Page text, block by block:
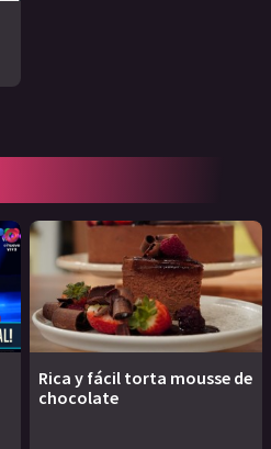
Rica y fácil torta mousse de
chocolate